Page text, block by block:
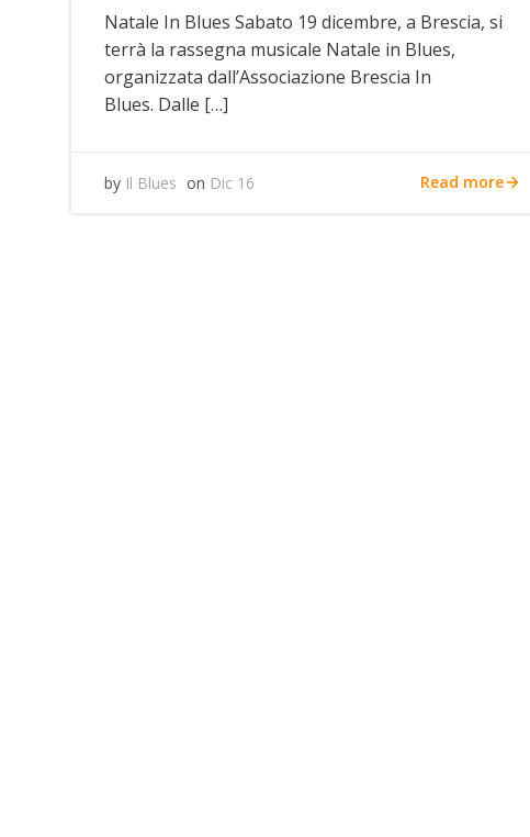
Natale In Blues Sabato 19 dicembre, a Brescia, si
terrà la rassegna musicale Natale in Blues,
organizzata dall’Associazione Brescia In
Blues. Dalle […]
by Il Blues on Dic 16 Read more